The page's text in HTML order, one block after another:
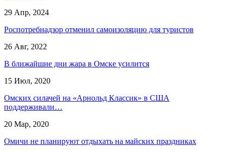
29 Апр, 2024
Роспотребнадзор отменил самоизоляцию для туристов
26 Авг, 2022
В ближайшие дни жара в Омске усилится
15 Июл, 2020
Омских силачей на «Арнольд Классик» в США
поддерживали…
20 Мар, 2020
Омичи не планируют отдыхать на майских праздниках